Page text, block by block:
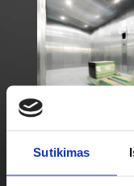
Sutikimas
Orona Next Cargo
Liftas